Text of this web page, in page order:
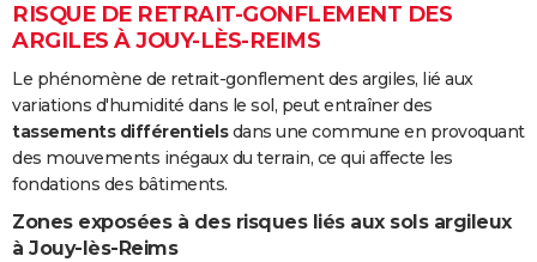
RISQUE DE RETRAIT-GONFLEMENT DES
ARGILES À JOUY-LÈS-REIMS
Le phénomène de retrait-gonflement des argiles, lié aux
variations d'humidité dans le sol, peut entraîner des
tassements différentielsdans une commune en provoquant
des mouvements inégaux du terrain, ce qui affecte les
fondations des bâtiments.
Zones exposées à des risques liés aux sols argileux
à Jouy-lès-Reims